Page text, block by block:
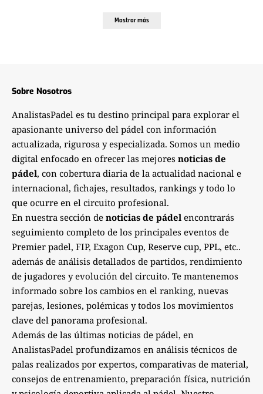
Mostrar más
Sobre Nosotros
AnalistasPadel es tu destino principal para explorar el
apasionante universo del pádel con información
actualizada, rigurosa y especializada. Somos un medio
digital enfocado en ofrecer las mejores noticias de
pádel, con cobertura diaria de la actualidad nacional e
internacional, fichajes, resultados, rankings y todo lo
que ocurre en el circuito profesional.
En nuestra sección de noticias de pádel encontrarás
seguimiento completo de los principales eventos de
Premier padel, FIP, Exagon Cup, Reserve cup, PPL, etc..
además de análisis detallados de partidos, rendimiento
de jugadores y evolución del circuito. Te mantenemos
informado sobre los cambios en el ranking, nuevas
parejas, lesiones, polémicas y todos los movimientos
clave del panorama profesional.
Además de las últimas noticias de pádel, en
AnalistasPadel profundizamos en análisis técnicos de
palas realizados por expertos, comparativas de material,
consejos de entrenamiento, preparación física, nutrición